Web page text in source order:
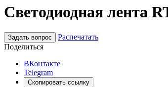
Светодиодная лента
Задать вопрос
Распечатать
Поделиться
ВКонтакте
Telegram
Скопировать ссылку